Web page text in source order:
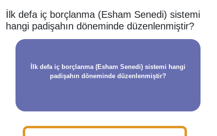
İlk defa iç borçlanma (Esham Senedi) sistemi
hangi padişahın döneminde düzenlenmiştir?
İlk defa iç borçlanma (Esham Senedi) sistemi hangi
padişahın döneminde düzenlenmiştir?